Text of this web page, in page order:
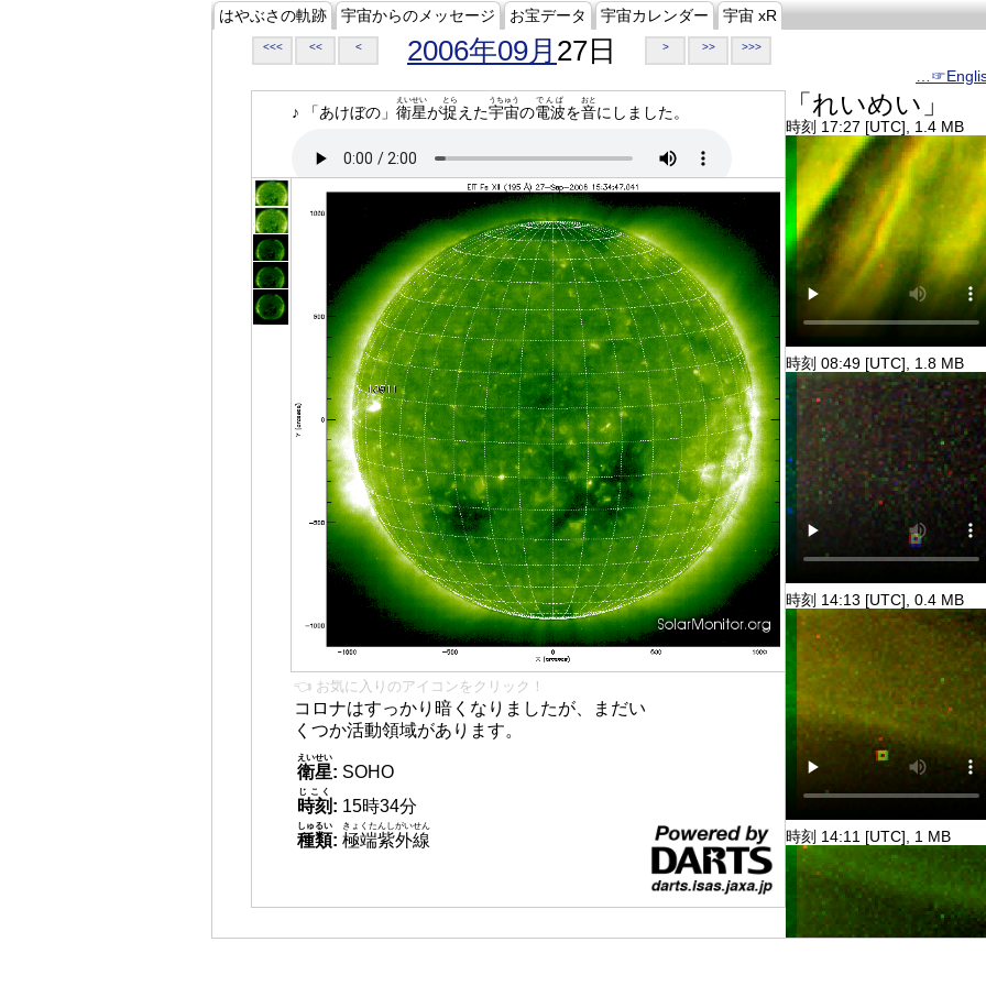
はやぶさの軌跡 宇宙からのメッセージ お宝データ 宇宙カレンダー 宇宙 xR
<<< << < 2006年09月 27日 > >> >>>
♪ 「あけぼの」 衛星
えいせい
が捉
とら
えた宇宙
うちゅう
の電波
でんぱ
を音
おと
にしました。
👈 お気に入りのアイコンをクリック！
コロナはすっかり暗くなりましたが、まだい
くつか活動領域があります。
衛星
えいせい
: SOHO
時刻
じこく
: 15時34分
種類
しゅるい
: 極端紫外線
きょくたんしがいせん
「れいめい」
時刻 17:27 [UTC], 1.4 MB
時刻 08:49 [UTC], 1.8 MB
時刻 14:13 [UTC], 0.4 MB
時刻 14:11 [UTC], 1 MB